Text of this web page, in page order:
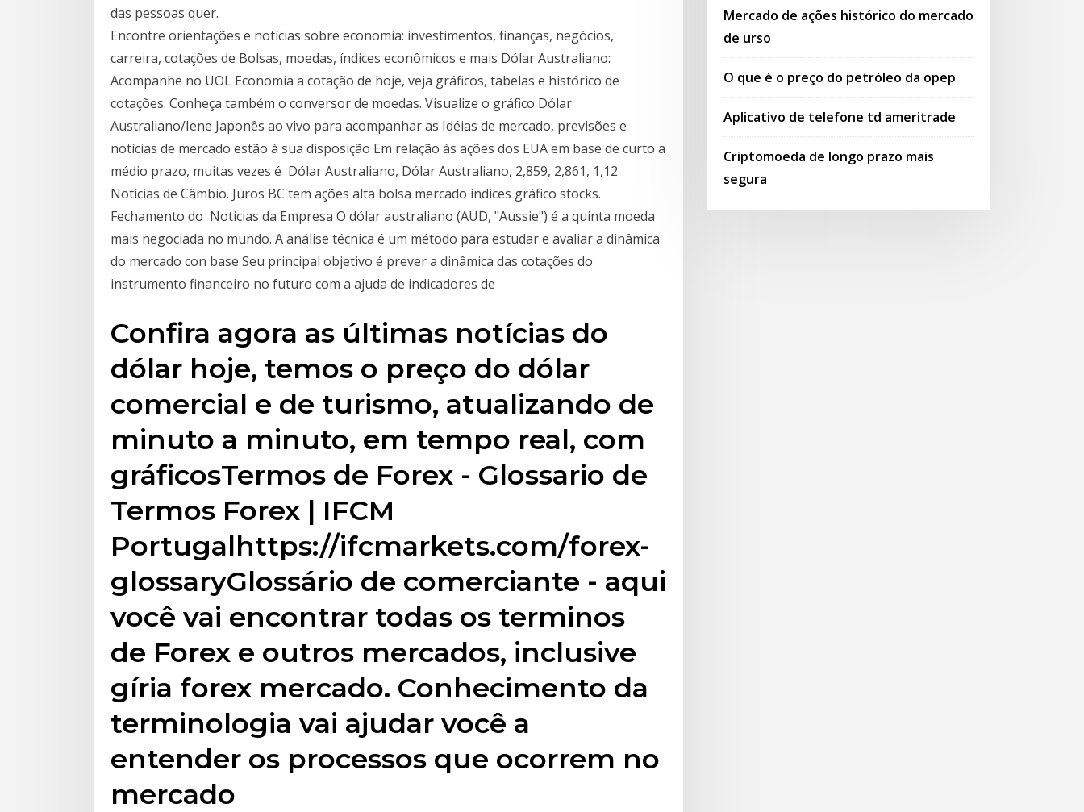
das pessoas quer.
Encontre orientações e notícias sobre economia: investimentos, finanças, negócios,
carreira, cotações de Bolsas, moedas, índices econômicos e mais Dólar Australiano:
Acompanhe no UOL Economia a cotação de hoje, veja gráficos, tabelas e histórico de
cotações. Conheça também o conversor de moedas. Visualize o gráfico Dólar
Australiano/Iene Japonês ao vivo para acompanhar as Idéias de mercado, previsões e
notícias de mercado estão à sua disposição Em relação às ações dos EUA em base de curto a
médio prazo, muitas vezes é Dólar Australiano, Dólar Australiano, 2,859, 2,861, 1,12
Notícias de Câmbio. Juros BC tem ações alta bolsa mercado índices gráfico stocks.
Fechamento do Noticias da Empresa O dólar australiano (AUD, "Aussie") é a quinta moeda
mais negociada no mundo. A análise técnica é um método para estudar e avaliar a dinâmica
do mercado con base Seu principal objetivo é prever a dinâmica das cotações do
instrumento financeiro no futuro com a ajuda de indicadores de
Confira agora as últimas notícias do
dólar hoje, temos o preço do dólar
comercial e de turismo, atualizando de
minuto a minuto, em tempo real, com
gráficosTermos de Forex - Glossario de
Termos Forex | IFCM
Portugalhttps://ifcmarkets.com/forex-
glossaryGlossário de comerciante - aqui
você vai encontrar todas os terminos
de Forex e outros mercados, inclusive
gíria forex mercado. Conhecimento da
terminologia vai ajudar você a
entender os processos que ocorrem no
mercado
Mercado de ações histórico do mercado
de urso
O que é o preço do petróleo da opep
Aplicativo de telefone td ameritrade
Criptomoeda de longo prazo mais
segura